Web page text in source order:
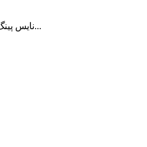
نایس پینگ این افتخار را در بر دارد که با سالها سابقه در زمینه ارائه سرویس کاهش پینگ تا اکنون به بیش از 10000 کاربر ایرانی با رضایت مشتریان خدمات رسانی نموده است...